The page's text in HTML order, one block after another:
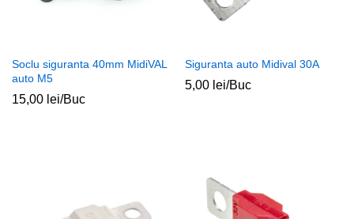
Soclu siguranta 40mm MidiVAL
auto M5
15,00 lei/Buc
Siguranta auto Midival 30A
5,00 lei/Buc